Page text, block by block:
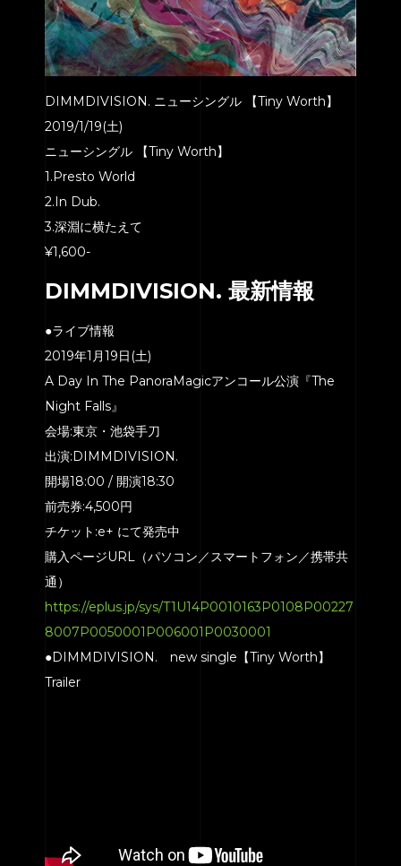
DIMMDIVISION. ニューシングル 【Tiny Worth】
2019/1/19(土)
ニューシングル 【Tiny Worth】
1.Presto World
2.In Dub.
3.深淵に横たえて
¥1,600-
DIMMDIVISION. 最新情報
●ライブ情報
2019年1月19日(土)
A Day In The PanoraMagicアンコール公演『The
Night Falls』
会場:東京・池袋手刀
出演:DIMMDIVISION.
開場18:00 / 開演18:30
前売券:4,500円
チケット:e+ にて発売中
購入ページURL（パソコン／スマートフォン／携帯共
通）
https://eplus.jp/sys/T1U14P0010163P0108P00227
8007P0050001P006001P0030001
●DIMMDIVISION. new single【Tiny Worth】
Trailer